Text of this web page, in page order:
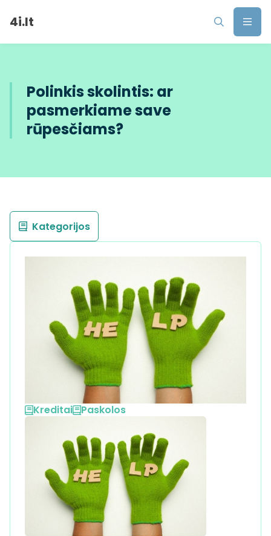
4i.lt
Polinkis skolintis: ar
pasmerkiame save
rūpesčiams?
Kreditai Paskolos
Kategorijos